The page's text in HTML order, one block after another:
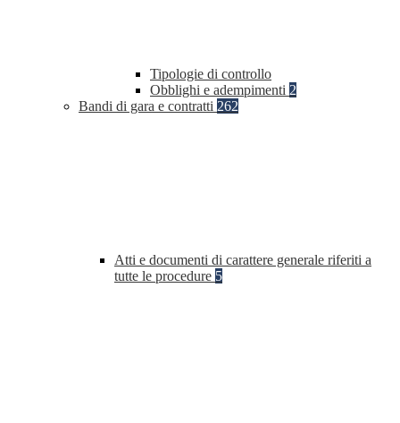
Tipologie di controllo
Obblighi e adempimenti 2
Bandi di gara e contratti 262
Atti e documenti di carattere generale riferiti a
tutte le procedure 5